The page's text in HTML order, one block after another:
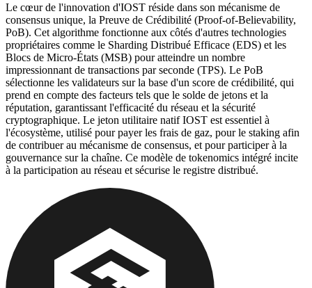
Le cœur de l'innovation d'IOST réside dans son mécanisme de
consensus unique, la Preuve de Crédibilité (Proof-of-Believability,
PoB). Cet algorithme fonctionne aux côtés d'autres technologies
propriétaires comme le Sharding Distribué Efficace (EDS) et les
Blocs de Micro-États (MSB) pour atteindre un nombre
impressionnant de transactions par seconde (TPS). Le PoB
sélectionne les validateurs sur la base d'un score de crédibilité, qui
prend en compte des facteurs tels que le solde de jetons et la
réputation, garantissant l'efficacité du réseau et la sécurité
cryptographique. Le jeton utilitaire natif IOST est essentiel à
l'écosystème, utilisé pour payer les frais de gaz, pour le staking afin
de contribuer au mécanisme de consensus, et pour participer à la
gouvernance sur la chaîne. Ce modèle de tokenomics intégré incite
à la participation au réseau et sécurise le registre distribué.